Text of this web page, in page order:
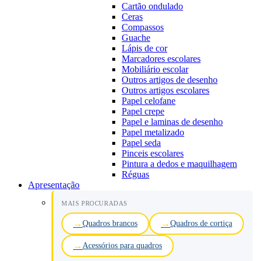
Cartão ondulado
Ceras
Compassos
Guache
Lápis de cor
Marcadores escolares
Mobiliário escolar
Outros artigos de desenho
Outros artigos escolares
Papel celofane
Papel crepe
Papel e laminas de desenho
Papel metalizado
Papel seda
Pinceis escolares
Pintura a dedos e maquilhagem
Réguas
Apresentação
MAIS PROCURADAS
Quadros brancos Quadros de cortiça
Acessórios para quadros